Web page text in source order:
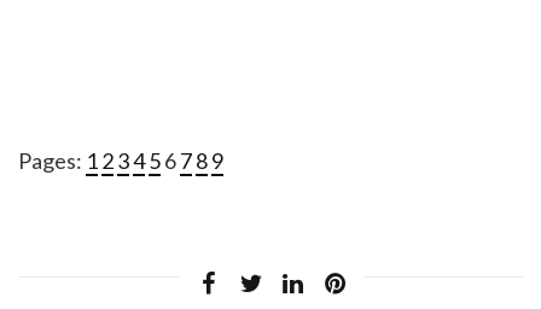
Pages: 123456789